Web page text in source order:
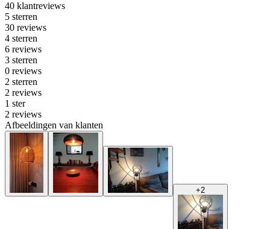
40 klantreviews
5 sterren
30 reviews
4 sterren
6 reviews
3 sterren
0 reviews
2 sterren
2 reviews
1 ster
2 reviews
Afbeeldingen van klanten
+2